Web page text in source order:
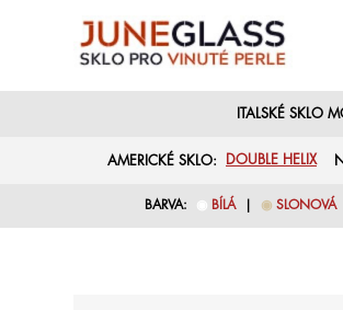
ITALSKÉ SKLO
AMERICKÉ SKLO: DOUBLE HELIX
BARVA: ◉ BÍLÁ| ◉ SLONOVÁ